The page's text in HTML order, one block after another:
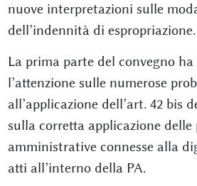
nuove interpretazioni sulle
dell’indennità di espropriazione.
La prima parte del convegno
l’attenzione sulle numerose
all’applicazione dell’art. 42 bis
sulla corretta applicazione delle
amministrative connesse alla
atti all’interno della PA.